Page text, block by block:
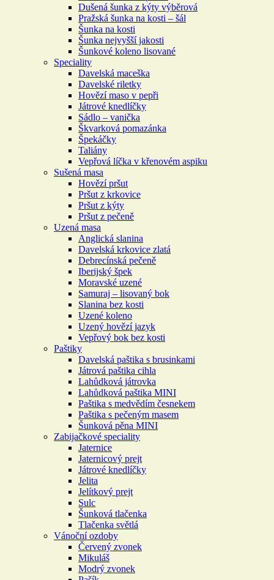
Dušená šunka z kýty výběrová
Pražská šunka na kosti – šál
Šunka na kosti
Šunka nejvyšší jakosti
Šunkové koleno lisované
Speciality
Davelská maceška
Davelské riletky
Hovězí maso v pepři
Játrové knedlíčky
Sádlo – vanička
Škvarková pomazánka
Špekáčky
Taliány
Vepřová líčka v křenovém aspiku
Sušená masa
Hovězí pršut
Pršut z krkovice
Pršut z kýty
Pršut z pečeně
Uzená masa
Anglická slanina
Davelská krkovice zlatá
Debrecínská pečeně
Iberijský špek
Moravské uzené
Samuraj – lisovaný bok
Slanina bez kosti
Uzené koleno
Uzený hovězí jazyk
Vepřový bok bez kosti
Paštiky
Davelská paštika s brusinkami
Játrová paštika cihla
Lahůdková játrovka
Lahůdková paštika MINI
Paštika s medvědím česnekem
Paštika s pečeným masem
Šunková pěna MINI
Zabijačkové speciality
Jaternice
Jaternicový prejt
Játrové knedlíčky
Jelita
Jelítkový prejt
Sulc
Šunková tlačenka
Tlačenka světlá
Vánoční ozdoby
Červený zvonek
Mikuláš
Modrý zvonek